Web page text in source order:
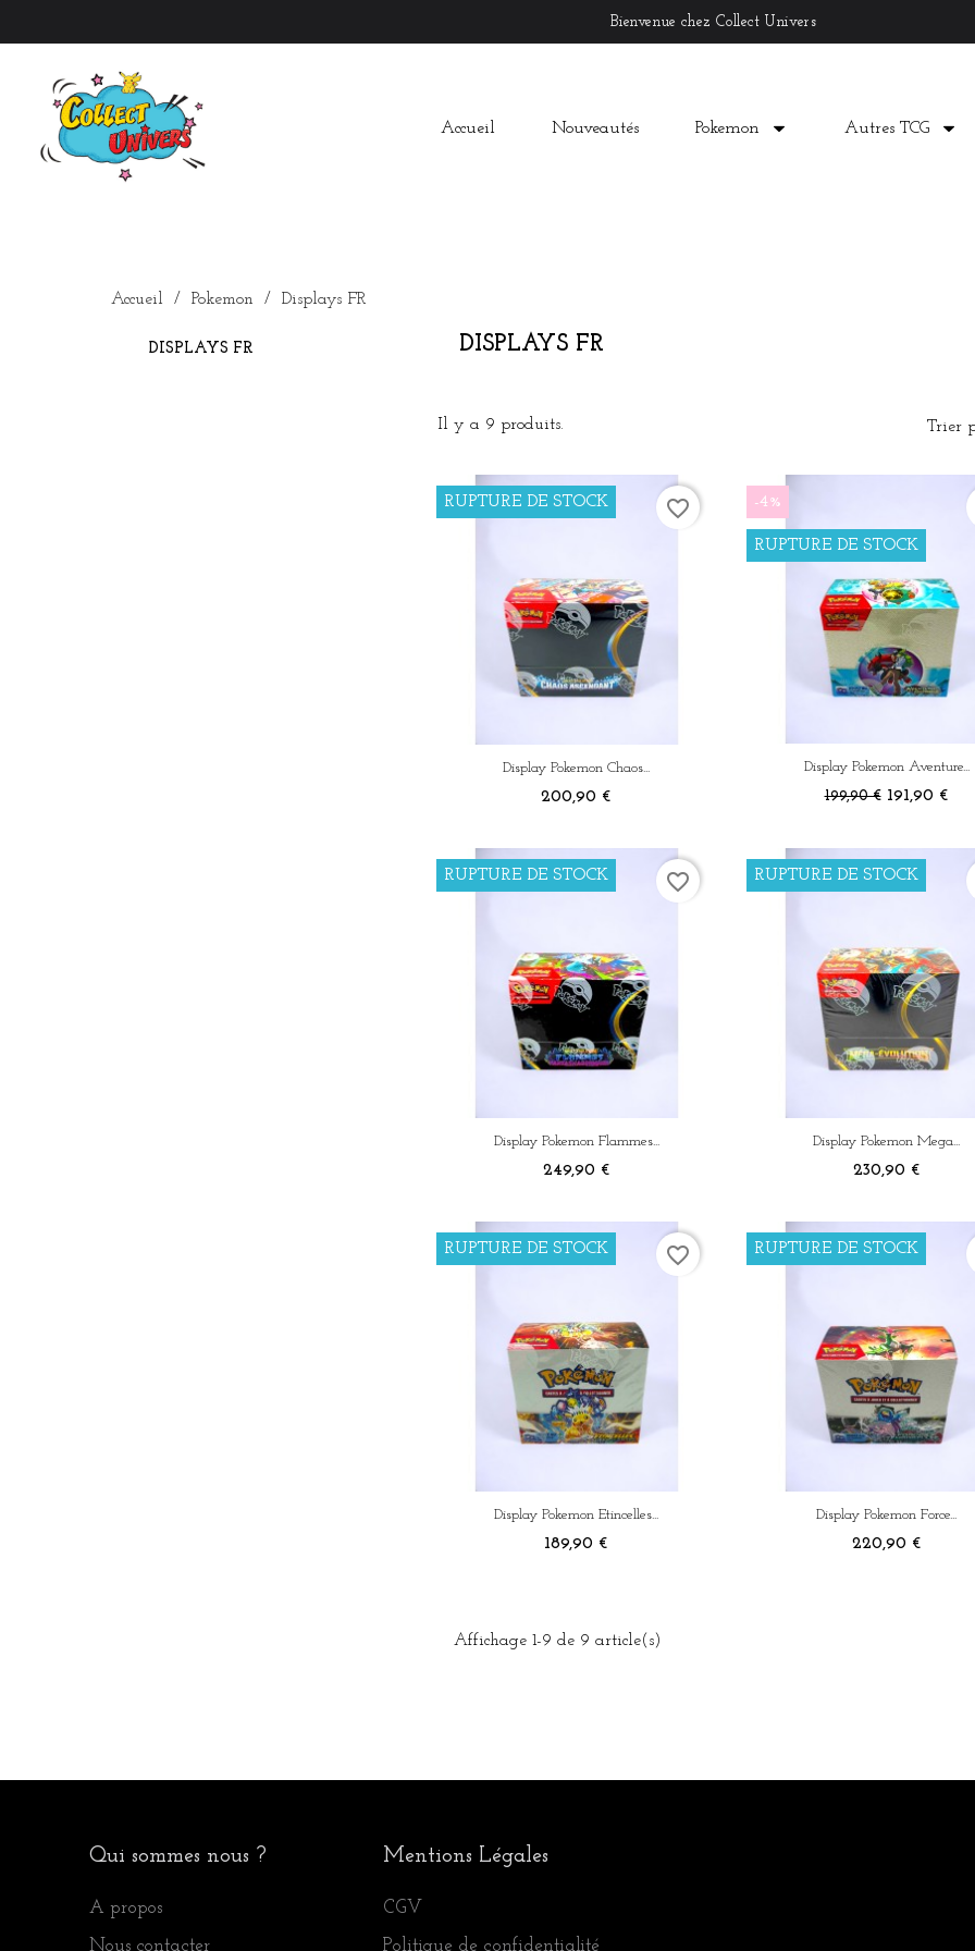
Bienvenue chez Collect Univers
Accueil Nouveautés Pokemon Autres TCG
Accueil Pokemon Displays FR
DISPLAYS FR DISPLAYS FR
Il y a 9 produits. Trier
Display Pokemon Chaos...
Prix
200,90 €
RUPTURE DE STOCK favorite_border
Display Pokemon Aventure...
Prix
199,90 € Prix
191,90 €
-4%
RUPTURE DE STOCK
Display Pokemon Flammes...
Prix
249,90 €
RUPTURE DE STOCK favorite_border
Display Pokemon Mega...
Prix
230,90 €
RUPTURE DE STOCK
Display Pokemon Etincelles...
Prix
189,90 €
RUPTURE DE STOCK favorite_border
Display Pokemon Force...
Prix
220,90 €
RUPTURE DE STOCK
Affichage 1-9 de 9 article(s)
Qui sommes nous ?
A propos
Nous contacter
Mentions Légales
CGV
Politique de confidentialité
Connexion